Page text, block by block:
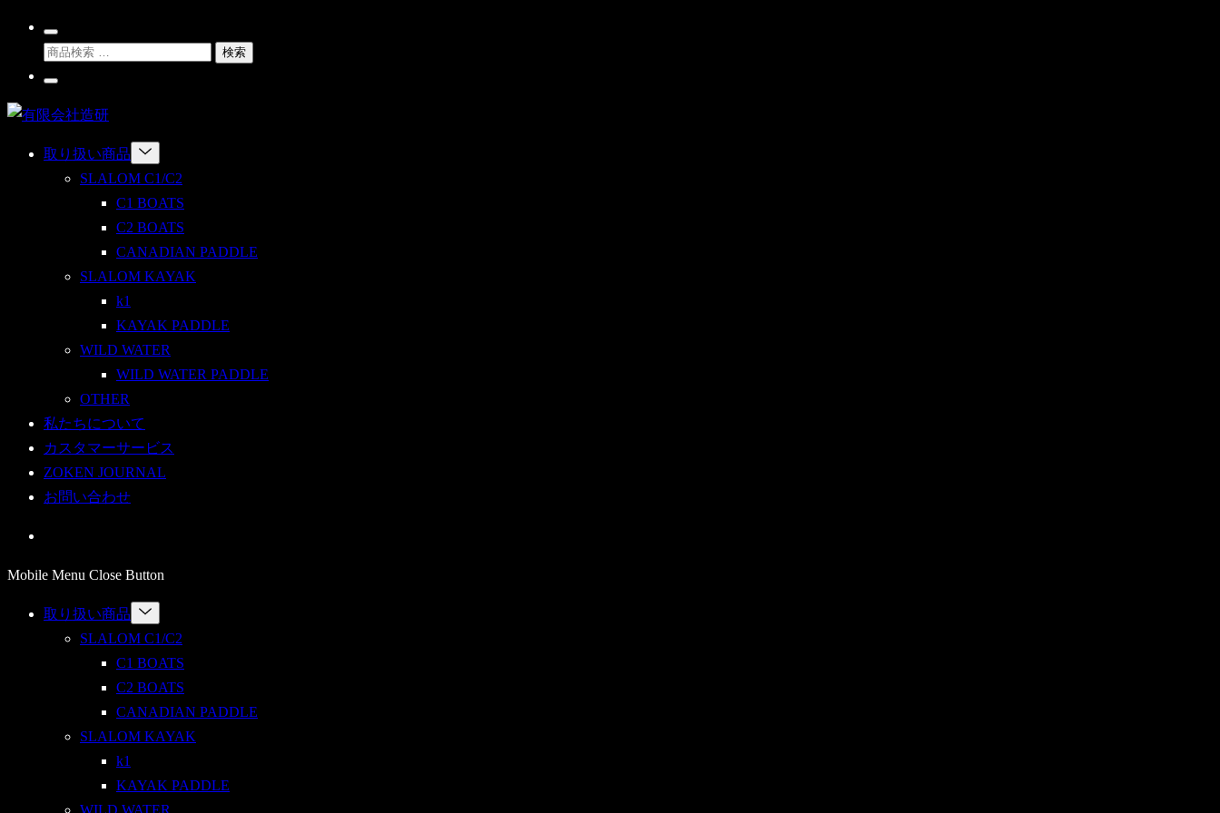
Skip
content
Search
Toggle
検
索
象:
検索
Go
My
有
会
社
造
研
取り扱い商品
Menu
Toggle
SLALOM C1/C2
C1 BOATS
C2 BOATS
CANADIAN PADDLE
SLALOM KAYAK
k1
KAYAK PADDLE
WILD WATER
WILD WATER PADDLE
OTHER
私たちについて
カスタマーサービス
ZOKEN JOURNAL
お問い合わせ
Mobile Menu Close Button
取り扱い商品
Menu
Toggle
SLALOM C1/C2
C1 BOATS
C2 BOATS
CANADIAN PADDLE
SLALOM KAYAK
k1
KAYAK PADDLE
WILD WATER